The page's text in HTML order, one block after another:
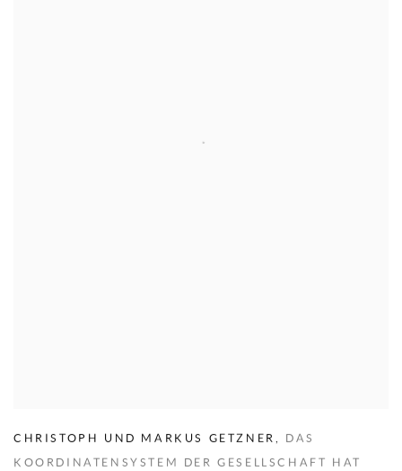
CHRISTOPH UND MARKUS GETZNER ,
DAS
KOORDINATENSYSTEM DER GESELLSCHAFT HAT